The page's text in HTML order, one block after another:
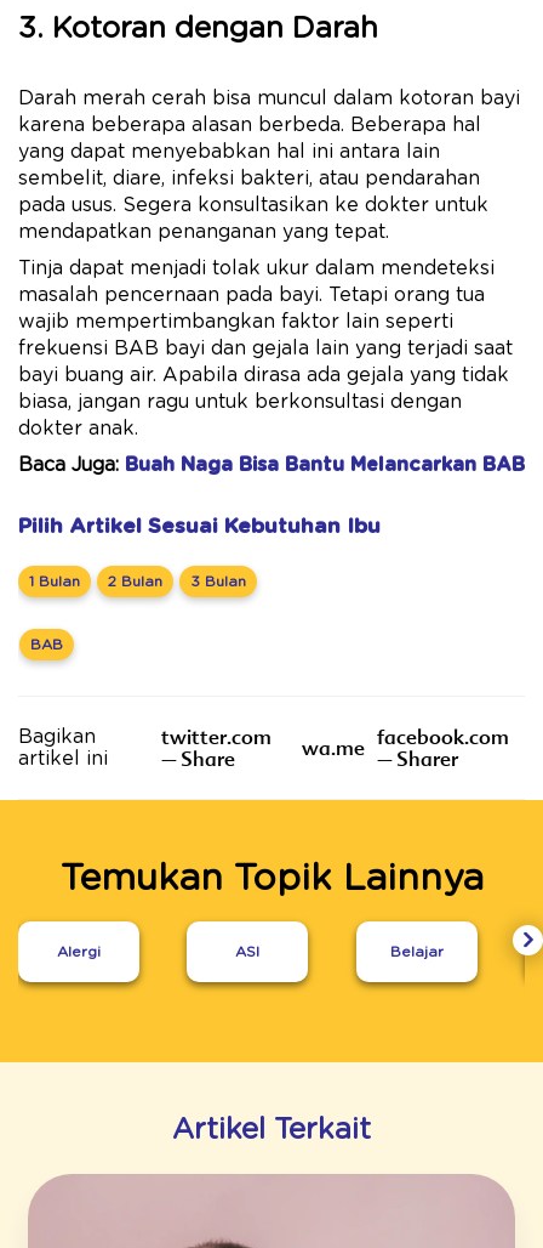
3. Kotoran dengan Darah
Darah merah cerah bisa muncul dalam kotoran bayi
karena beberapa alasan berbeda. Beberapa hal
yang dapat menyebabkan hal ini antara lain
sembelit, diare, infeksi bakteri, atau pendarahan
pada usus. Segera konsultasikan ke dokter untuk
mendapatkan penanganan yang tepat.
Tinja dapat menjadi tolak ukur dalam mendeteksi
masalah pencernaan pada bayi. Tetapi orang tua
wajib mempertimbangkan faktor lain seperti
frekuensi BAB bayi dan gejala lain yang terjadi saat
bayi buang air. Apabila dirasa ada gejala yang tidak
biasa, jangan ragu untuk berkonsultasi dengan
dokter anak.
Baca Juga: Buah Naga Bisa Bantu Melancarkan BAB
Pilih Artikel Sesuai Kebutuhan Ibu
1 Bulan 2 Bulan 3 Bulan
BAB
Bagikan
artikel ini
twitter.com
– Share
wa.me facebook.com
– Sharer
Temukan Topik Lainnya
Alergi ASI Belajar
Artikel Terkait